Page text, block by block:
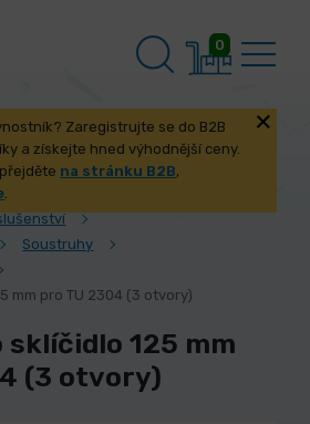
0
Zaregistrujte se do B2B
a získejte hned výhodnější ceny.
na stránku B2B,
.
Soustruhy
mm pro TU 2304 (3 otvory)
125 mm
(3 otvory)